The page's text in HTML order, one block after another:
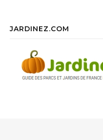
JARDINEZ.COM